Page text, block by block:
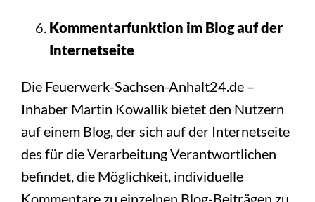
Kommentarfunktion im Blog auf der
Internetseite
Die Feuerwerk-Sachsen-Anhalt24.de –
Inhaber Martin Kowallik bietet den Nutzern
auf einem Blog, der sich auf der Internetseite
des für die Verarbeitung Verantwortlichen
befindet, die Möglichkeit, individuelle
Kommentare zu einzelnen Blog-Beiträgen zu